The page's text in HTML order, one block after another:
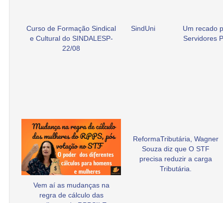
Curso de Formação Sindical
e Cultural do SINDALESP-
22/08
SindUni
Um recado
Servidores
Vem aí as mudanças na
regra de cálculo das
ReformaTributária, Wagner
Souza diz que O STF
precisa reduzir a carga
Tributária.